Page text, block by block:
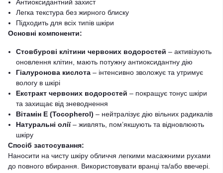
Антиоксидантний захист
Легка текстура без жирного блиску
Підходить для всіх типів шкіри
Основні компоненти:
Стовбурові клітини червоних водоростей – активізують
оновлення клітин, мають потужну антиоксидантну дію
Гіалуронова кислота – інтенсивно зволожує та утримує
вологу в шкірі
Екстракт червоних водоростей – покращує тонус шкіри
та захищає від зневоднення
Вітамін Е (Tocopherol) – нейтралізує дію вільних радикалів
Натуральні олії– живлять, пом’якшують та відновлюють
шкіру
Спосіб застосування:
Наносити на чисту шкіру обличчя легкими масажними рухами
до повного вбирання. Використовувати вранці та/або ввечері.